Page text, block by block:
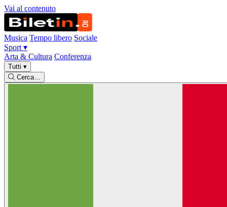
Vai al contenuto
Musica Tempo libero Sociale
Sport ▾
Arta & Cultura Conferenza
Tutti ▾
Cerca…